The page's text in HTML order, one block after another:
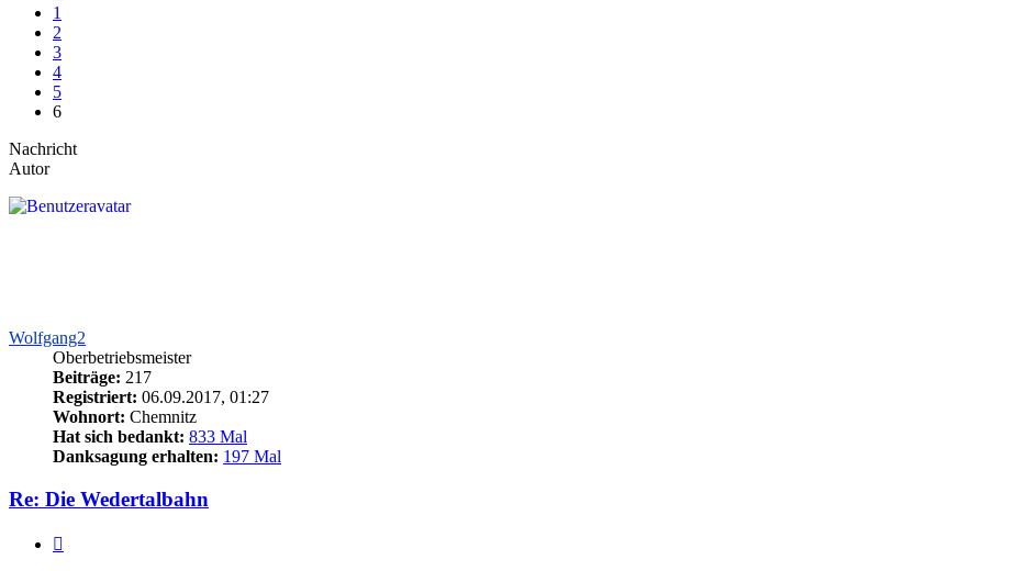
1
2
3
4
5
6
Nachricht
Autor
Wolfgang2
Oberbetriebsmeister
Beiträge: 217
Registriert: 06.09.2017, 01:27
Wohnort: Chemnitz
Hat sich bedankt: 833 Mal
Danksagung erhalten: 197 Mal
Re: Die Wedertalbahn